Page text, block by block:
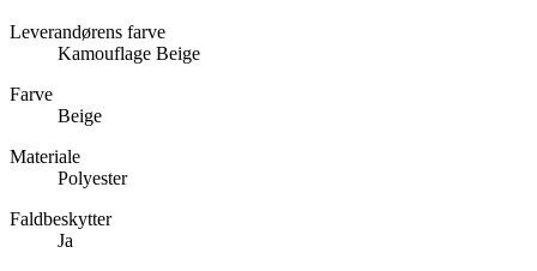
Leverandørens farve
Kamouflage Beige
Farve
Beige
Materiale
Polyester
Faldbeskytter
Ja